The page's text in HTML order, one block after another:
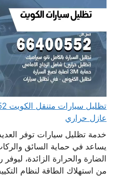
عازل حراري
خدمة تظليل سيارات توفر
يساعد في حماية السائق
الضارة والحرارة الزائدة، ليوفر
من استهلاك الطاقة لنظام